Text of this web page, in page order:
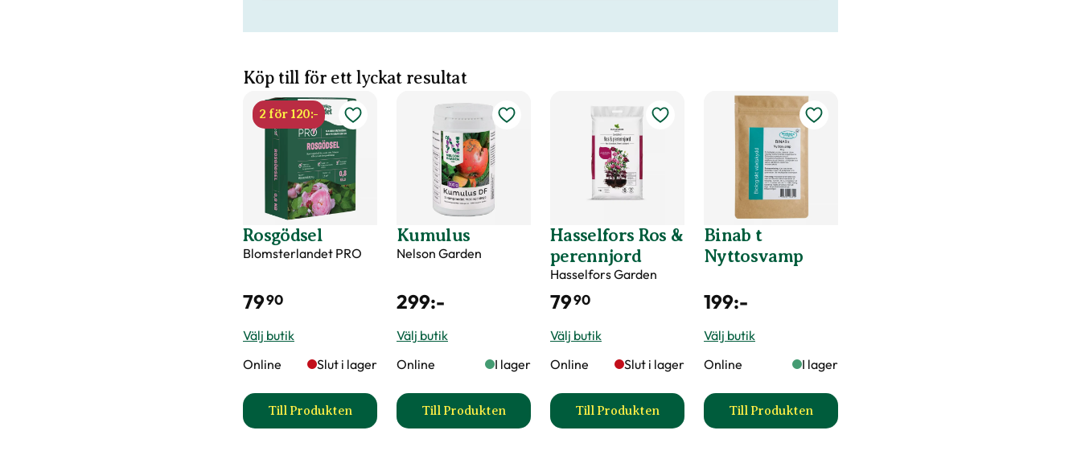
Köp till för ett lyckat resultat
2 för 120:-
Rosgödsel
Blomsterlandet PRO
7990
Välj butik
Online
Slut i lager
Till Produkten
till Rosgödsel produktsida
Kumulus
Nelson Garden
299:-
Välj butik
Online
I lager
Till Produkten
till Kumulus produktsida
Hasselfors Ros &
perennjord
Hasselfors Garden
7990
Välj butik
Online
Slut i lager
Till Produkten
till Hasselfors Ros & perennjord produktsida
Binab t
Nyttosvamp
199:-
Välj butik
Online
I lager
Till Produkten
till Binab t Nyttosvamp produktsida